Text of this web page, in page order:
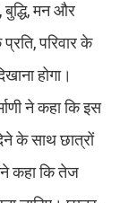
मन और
परिवार के
होगा।
ने कहा कि इस
के साथ छात्रों
कहा कि तेज